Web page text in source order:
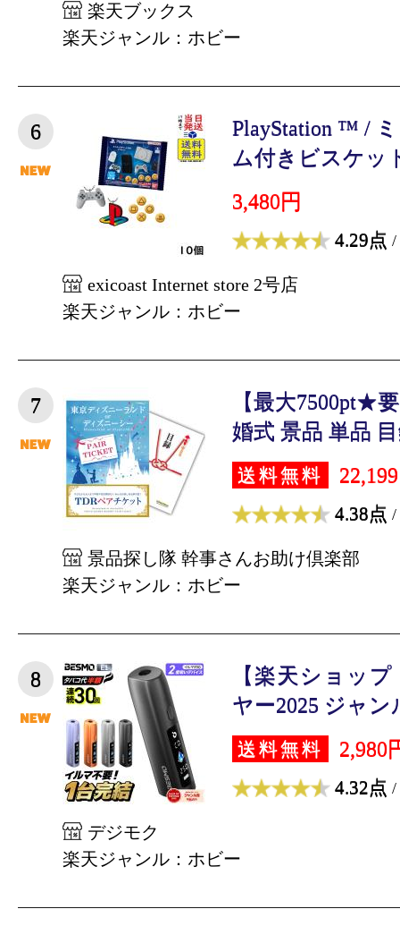
楽天ブックス
楽天ジャンル：ホビー
6
PlayStation ™ /
ム付きビスケッ
3,480円
4.29点 /
exicoast Internet store 2号店
楽天ジャンル：ホビー
7
【最大7500pt★
婚式 景品 単品
送料無料
4.38点 /
景品探し隊 幹事さんお助け倶楽部
楽天ジャンル：ホビー
8
【楽天ショッ
ヤー2025 ジャン
送料無料 2,980
4.32点 /
デジモク
楽天ジャンル：ホビー